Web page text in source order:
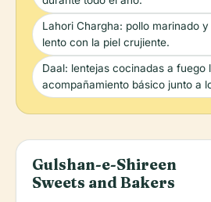
Lahori Chargha: pollo marinado
lento con la piel crujiente.
Daal: lentejas cocinadas a fuego
acompañamiento básico junto a
Gulshan-e-Shireen
Sweets and Bakers